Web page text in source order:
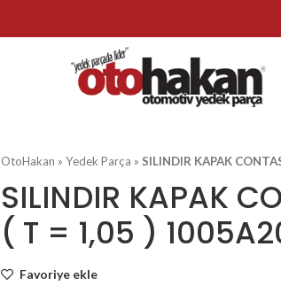
OtoHakan »Yedek Parça » SILINDIR KAPAK
SILINDIR KAPAK
( T = 1,05 )
Favoriye ekle